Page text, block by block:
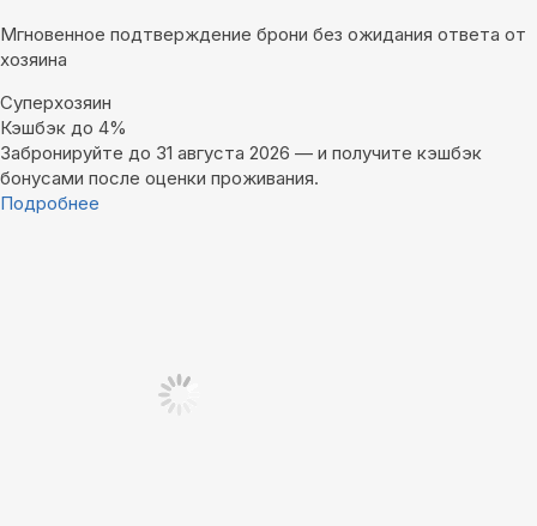
Мгновенное подтверждение брони без ожидания ответа от
хозяина
Суперхозяин
Кэшбэк до 4%
Забронируйте до 31 августа 2026 — и получите кэшбэк
бонусами после оценки проживания.
Подробнее